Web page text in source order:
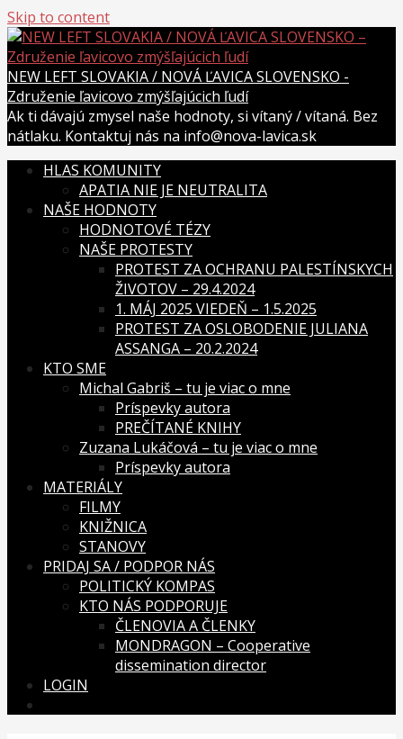
Skip to content
NEW LEFT SLOVAKIA / NOVÁ ĽAVICA SLOVENSKO -
Združenie ľavicovo zmýšľajúcich ľudí
Ak ti dávajú zmysel naše hodnoty, si vítaný / vítaná. Bez
nátlaku. Kontaktuj nás na info@nova-lavica.sk
HLAS KOMUNITY
APATIA NIE JE NEUTRALITA
NAŠE HODNOTY
HODNOTOVÉ TÉZY
NAŠE PROTESTY
PROTEST ZA OCHRANU PALESTÍNSKYCH
ŽIVOTOV – 29.4.2024
1. MÁJ 2025 VIEDEŇ – 1.5.2025
PROTEST ZA OSLOBODENIE JULIANA
ASSANGA – 20.2.2024
KTO SME
Michal Gabriš – tu je viac o mne
Príspevky autora
PREČÍTANÉ KNIHY
Zuzana Lukáčová – tu je viac o mne
Príspevky autora
MATERIÁLY
FILMY
KNIŽNICA
STANOVY
PRIDAJ SA / PODPOR NÁS
POLITICKÝ KOMPAS
KTO NÁS PODPORUJE
ČLENOVIA A ČLENKY
MONDRAGON – Cooperative
dissemination director
LOGIN